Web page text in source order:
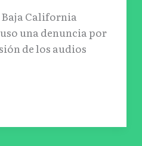
California
una denuncia por
de los audios